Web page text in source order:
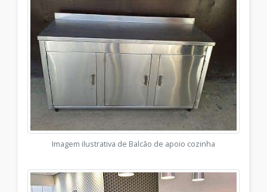
Imagem ilustrativa de Balcão de apoio cozinha